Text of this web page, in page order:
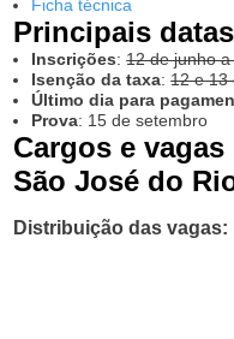
Ficha técnica
Principais
Inscrições:12 de junho
Isenção da taxa:12 e 13
Último dia para
Prova: 15 de setembro
Cargos e
São José do
Distribuição das vagas: